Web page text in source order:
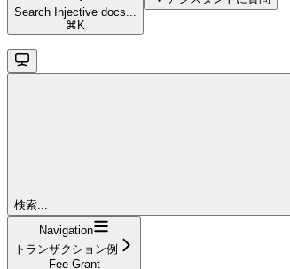
Search Injective docs...
⌘ K
検索...
Navigation
トランザクション例
Fee Grant